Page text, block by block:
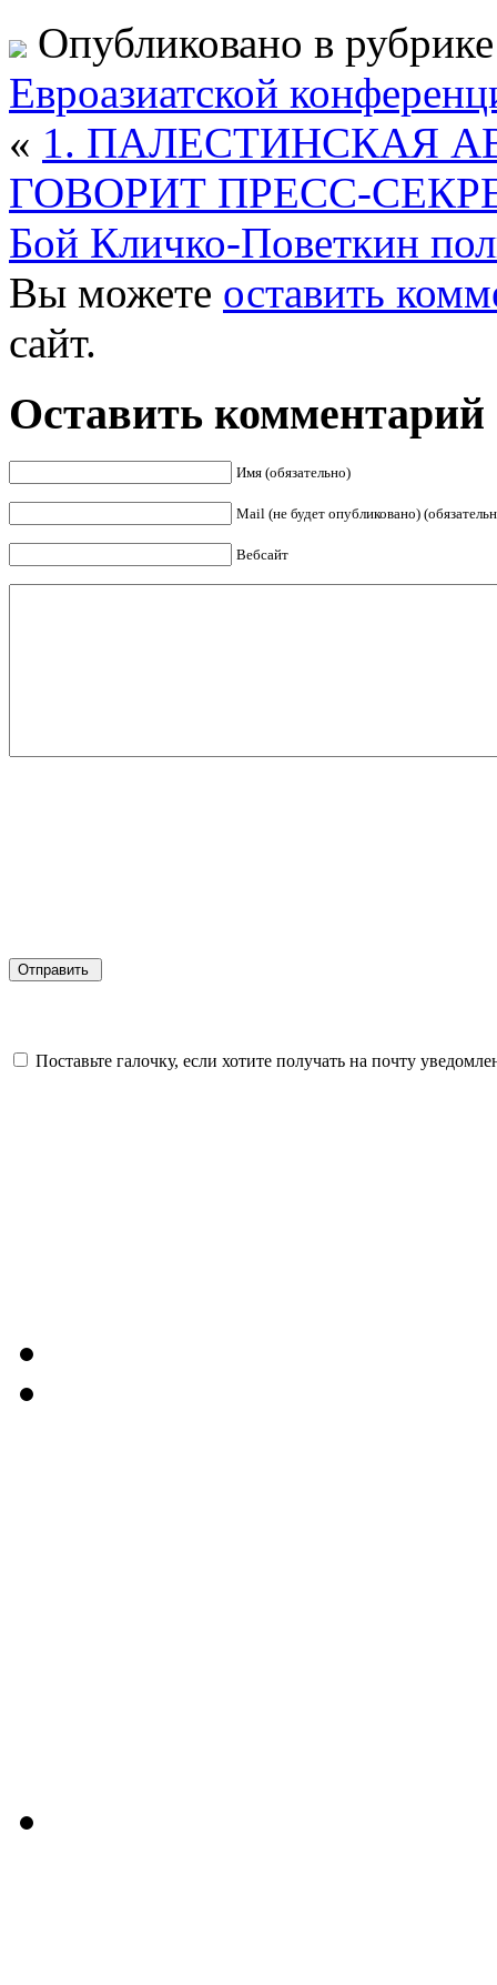
Опубликовано в
Евроазиатской
« 1. ПАЛЕСТИНСКАЯ
ГОВОРИТ ПРЕСС-
Бой Кличко-Поветкин
Вы можете оставить
сайт.
Оставить комментарий
Имя (обязательно)
Mail (не будет опубликовано)
Вебсайт
Поставьте галочку, если хотите получать на почту